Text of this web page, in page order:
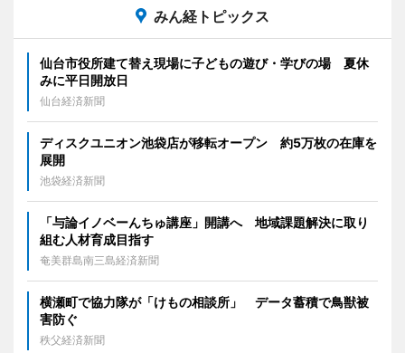
みん経トピックス
仙台市役所建て替え現場に子どもの遊び・学びの場 夏休
みに平日開放日
仙台経済新聞
ディスクユニオン池袋店が移転オープン 約5万枚の在庫を
展開
池袋経済新聞
「与論イノベーんちゅ講座」開講へ 地域課題解決に取り
組む人材育成目指す
奄美群島南三島経済新聞
横瀬町で協力隊が「けもの相談所」 データ蓄積で鳥獣被
害防ぐ
秩父経済新聞